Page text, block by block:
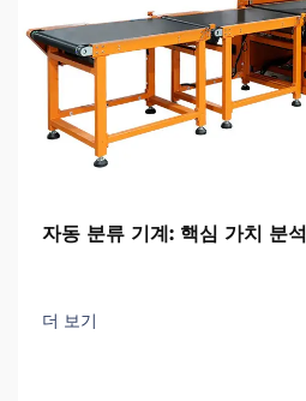
자동 분류 기계: 핵심 가치 분석
더 보기